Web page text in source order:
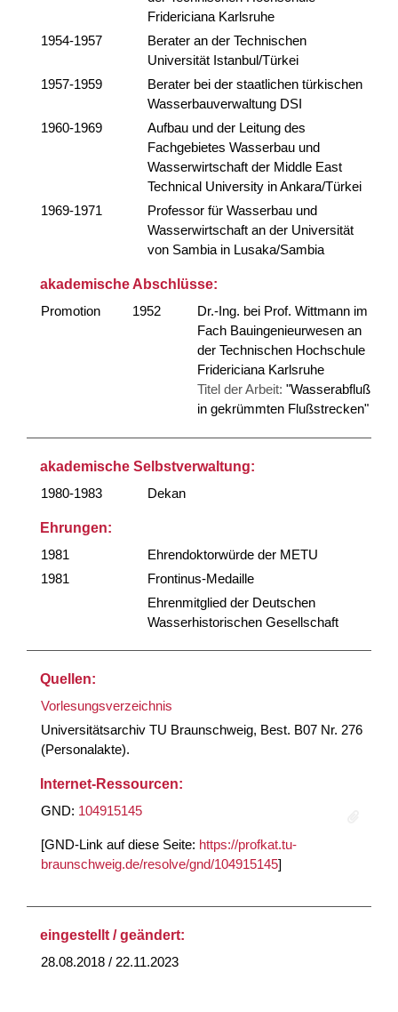
Fridericiana Karlsruhe
1954-1957
Berater an der Technischen
Universität Istanbul/Türkei
1957-1959
Berater bei der staatlichen türkischen
Wasserbauverwaltung DSI
1960-1969
Aufbau und der Leitung des
Fachgebietes Wasserbau und
Wasserwirtschaft der Middle East
Technical University in Ankara/Türkei
1969-1971
Professor für Wasserbau und
Wasserwirtschaft an der Universität
von Sambia in Lusaka/Sambia
akademische Abschlüsse:
Promotion
1952
Dr.-Ing. bei Prof. Wittmann im
Fach Bauingenieurwesen an
der Technischen Hochschule
Fridericiana Karlsruhe
Titel der Arbeit: "Wasserabfluß
in gekrümmten Flußstrecken"
akademische Selbstverwaltung:
1980-1983
Dekan
Ehrungen:
1981
Ehrendoktorwürde der METU
1981
Frontinus-Medaille
Ehrenmitglied der Deutschen
Wasserhistorischen Gesellschaft
Quellen:
Vorlesungsverzeichnis
Universitätsarchiv TU Braunschweig, Best. B07 Nr. 276
(Personalakte).
Internet-Ressourcen:
GND: 104915145
[GND-Link auf diese Seite: https://profkat.tu-
braunschweig.de/resolve/gnd/104915145]
eingestellt / geändert:
28.08.2018 / 22.11.2023